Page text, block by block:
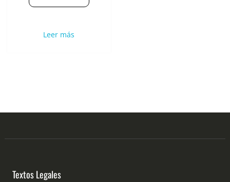
Leer más
Textos Legales